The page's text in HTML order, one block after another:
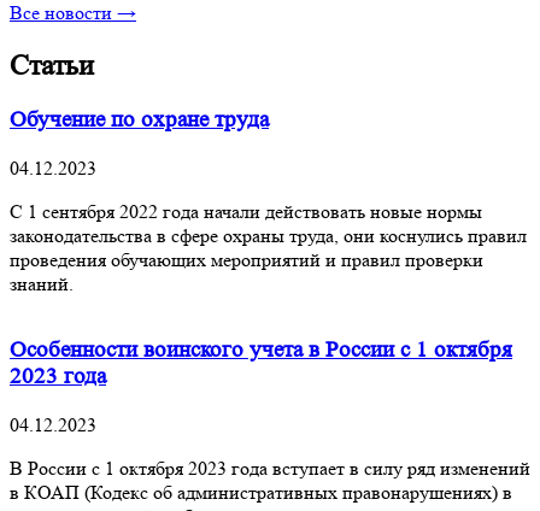
Все новости →
Статьи
Обучение по охране труда
04.12.2023
С 1 сентября 2022 года начали действовать новые нормы
законодательства в сфере охраны труда, они коснулись правил
проведения обучающих мероприятий и правил проверки
знаний.
Особенности воинского учета в России с 1 октября
2023 года
04.12.2023
В России с 1 октября 2023 года вступает в силу ряд изменений
в КОАП (Кодекс об административных правонарушениях) в